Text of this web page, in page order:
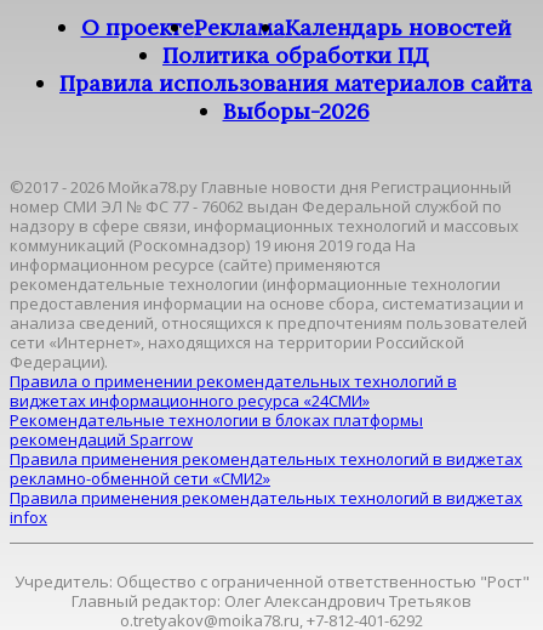
О проектеРекламаКалендарь новостей
Политика обработки ПД
Правила использования материалов сайта
Выборы-2026
©2017 - 2026 Мойка78.ру Главные новости дня Регистрационный
номер СМИ ЭЛ № ФС 77 - 76062 выдан Федеральной службой по
надзору в сфере связи, информационных технологий и массовых
коммуникаций (Роскомнадзор) 19 июня 2019 года На
информационном ресурсе (сайте) применяются
рекомендательные технологии (информационные технологии
предоставления информации на основе сбора, систематизации и
анализа сведений, относящихся к предпочтениям пользователей
сети «Интернет», находящихся на территории Российской
Федерации).
Правила о применении рекомендательных технологий в
виджетах информационного ресурса «24СМИ»
Рекомендательные технологии в блоках платформы
рекомендаций Sparrow
Правила применения рекомендательных технологий в виджетах
рекламно-обменной сети «СМИ2»
Правила применения рекомендательных технологий в виджетах
infox
Учредитель: Общество с ограниченной ответственностью "Рост"
Главный редактор: Олег Александрович Третьяков
o.tretyakov@moika78.ru, +7-812-401-6292